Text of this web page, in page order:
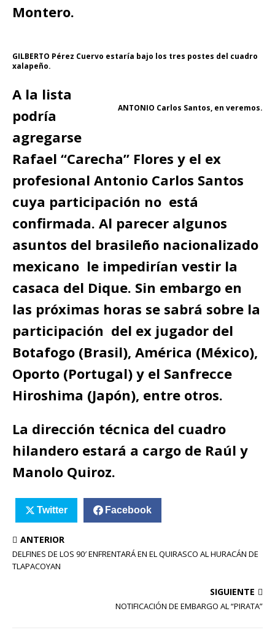
Montero.
GILBERTO Pérez Cuervo estaría bajo los tres postes del cuadro
xalapeño.
ANTONIO Carlos Santos, en veremos.
A la lista
podría
agregarse
Rafael “Carecha” Flores y el ex
profesional Antonio Carlos Santos
cuya participación no está
confirmada. Al parecer algunos
asuntos del brasileño nacionalizado
mexicano le impedirían vestir la
casaca del Dique. Sin embargo en
las próximas horas se sabrá sobre la
participación del ex jugador del
Botafogo (Brasil), América (México),
Oporto (Portugal) y el Sanfrecce
Hiroshima (Japón), entre otros.
La dirección técnica del cuadro
hilandero estará a cargo de Raúl y
Manolo Quiroz.
Twitter Facebook
ANTERIOR
DELFINES DE LOS 90′ ENFRENTARÁ EN EL QUIRASCO AL HURACÁN DE
TLAPACOYAN
SIGUIENTE
NOTIFICACIÓN DE EMBARGO AL “PIRATA”